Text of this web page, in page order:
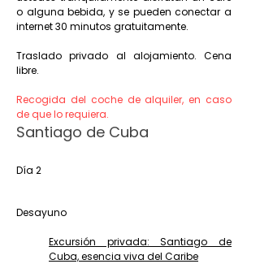
o alguna bebida, y se pueden conectar a
internet 30 minutos gratuitamente.
Traslado privado al alojamiento. Cena
libre.
Recogida del coche de alquiler, en caso
de que lo requiera.
Santiago de Cuba
Día 2
Desayuno
Excursión privada: Santiago de
Cuba, esencia viva del Caribe